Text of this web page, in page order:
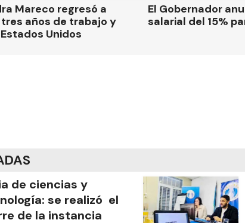
Mareco regresó a
años de trabajo y
Unidos
El Gobernador
salarial del 15%
de ciencias y
se realizó el
de la instancia